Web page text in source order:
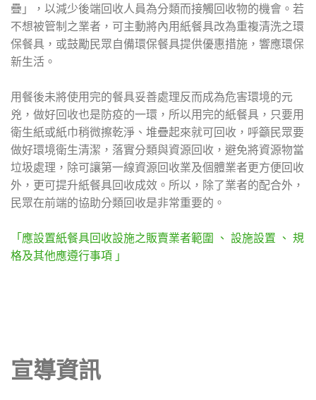
疊」，以減少後端回收人員為分類而接觸回收物的機會。若
不想被管制之業者，可主動將內用紙餐具改為重複清洗之環
保餐具，或鼓勵民眾自備環保餐具提供優惠措施，響應環保
新生活。
用餐後未將使用完的餐具妥善處理反而成為危害環境的元
兇，做好回收也是防疫的一環，所以用完的紙餐具，只要用
衛生紙或紙巾稍微擦乾淨、堆疊起來就可回收，呼籲民眾要
做好環境衛生清潔，落實分類與資源回收，避免將資源物當
垃圾處理，除可讓第一線資源回收業及個體業者更方便回收
外，更可提升紙餐具回收成效。所以，除了業者的配合外，
民眾在前端的協助分類回收是非常重要的。
「應設置紙餐具回收設施之販賣業者範圍 、 設施設置 、 規
格及其他應遵行事項 」
宣導資訊